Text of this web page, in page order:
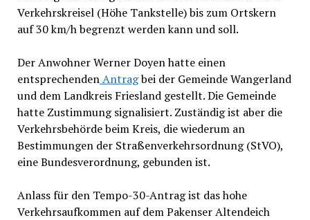
Verkehrskreisel (Höhe Tankstelle) bis zum Ortskern
auf 30 km/h begrenzt werden kann und soll.
Der Anwohner Werner Doyen hatte einen
entsprechendenAntragbei der Gemeinde Wangerland
und dem Landkreis Friesland gestellt. Die Gemeinde
hatte Zustimmung signalisiert. Zuständig ist aber die
Verkehrsbehörde beim Kreis, die wiederum an
Bestimmungen der Straßenverkehrsordnung (StVO),
eine Bundesverordnung, gebunden ist.
Anlass für den Tempo-30-Antrag ist das hohe
Verkehrsaufkommen auf dem Pakenser Altendeich